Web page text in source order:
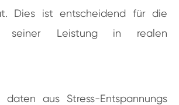
Dies ist entscheidend für die
seiner Leistung in realen
daten aus Stress-Entspannungs